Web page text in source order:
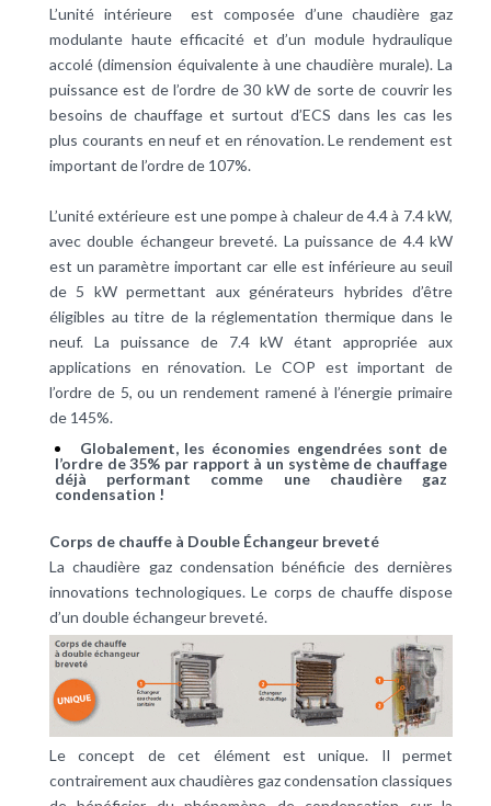
L’unité intérieure est composée d’une chaudière gaz
modulante haute efficacité et d’un module hydraulique
accolé (dimension équivalente à une chaudière murale). La
puissance est de l’ordre de 30 kW de sorte de couvrir les
besoins de chauffage et surtout d’ECS dans les cas les
plus courants en neuf et en rénovation. Le rendement est
important de l’ordre de 107%.
L’unité extérieure est une pompe à chaleur de 4.4 à 7.4 kW,
avec double échangeur breveté. La puissance de 4.4 kW
est un paramètre important car elle est inférieure au seuil
de 5 kW permettant aux générateurs hybrides d’être
éligibles au titre de la réglementation thermique dans le
neuf. La puissance de 7.4 kW étant appropriée aux
applications en rénovation. Le COP est important de
l’ordre de 5, ou un rendement ramené à l’énergie primaire
de 145%.
Globalement, les économies engendrées sont de
l’ordre de 35% par rapport à un système de chauffage
déjà performant comme une chaudière gaz
condensation !
Corps de chauffe à Double Échangeur breveté
La chaudière gaz condensation bénéficie des dernières
innovations technologiques. Le corps de chauffe dispose
d’un double échangeur breveté.
Le concept de cet élément est unique. Il permet
contrairement aux chaudières gaz condensation classiques